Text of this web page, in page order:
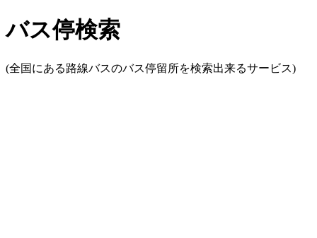
バス停検索
(全国にある路線バスのバス停留所を検索出来るサービス)